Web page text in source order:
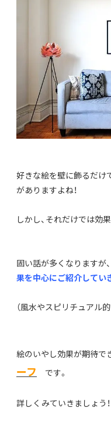
好きな絵を壁に飾るだけ
がありますよね！
しかし、それだけでは効
固い話が多くなりますが、
果を中心にご紹介してい
（風水やスピリチュアル
絵のいやし効果が期待で
ーフ です。
詳しくみていきましょう！